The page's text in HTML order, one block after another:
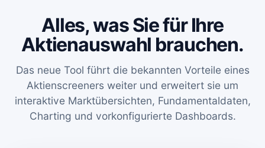
Alles, was Sie für Ihre
Aktienauswahl brauchen.
Das neue Tool führt die bekannten Vorteile eines
Aktienscreeners weiter und erweitert sie um
interaktive Marktübersichten, Fundamentaldaten,
Charting und vorkonfigurierte Dashboards.